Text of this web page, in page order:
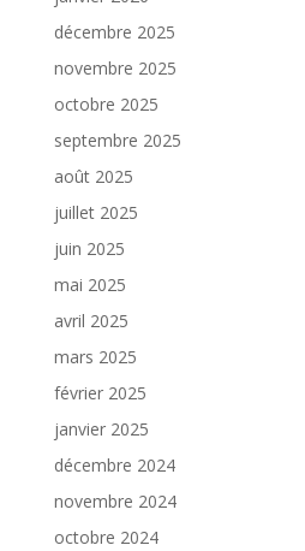
décembre 2025
novembre 2025
octobre 2025
septembre 2025
août 2025
juillet 2025
juin 2025
mai 2025
avril 2025
mars 2025
février 2025
janvier 2025
décembre 2024
novembre 2024
octobre 2024